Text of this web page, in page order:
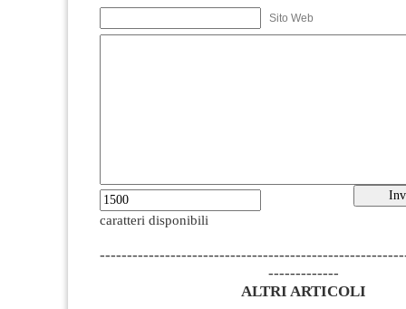
Sito Web
caratteri disponibili
-------------
ALTRI ARTICOLI